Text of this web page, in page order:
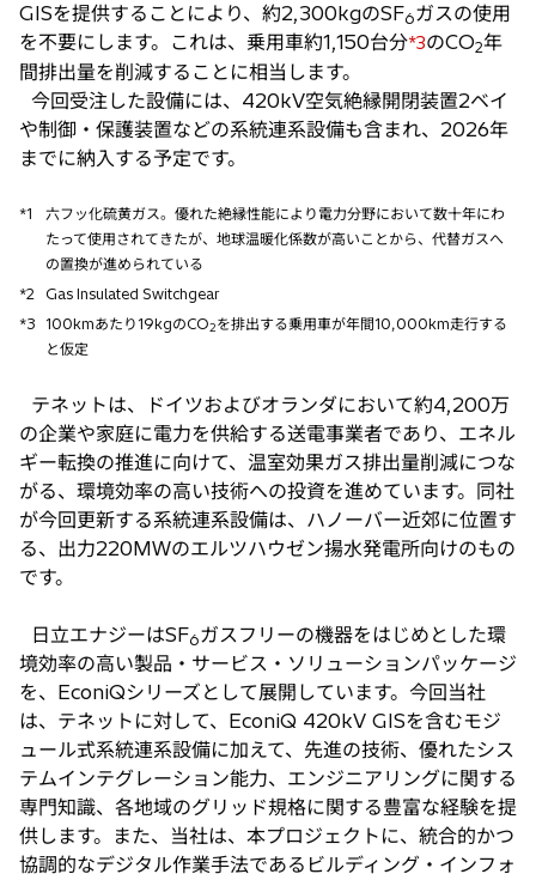
GISを提供することにより、約2,300kgのSF6ガスの使用
を不要にします。これは、乗用車約1,150台分*3のCO2年
間排出量を削減することに相当します。
今回受注した設備には、420kV空気絶縁開閉装置2ベイ
や制御・保護装置などの系統連系設備も含まれ、2026年
までに納入する予定です。
*1
六フッ化硫黄ガス。優れた絶縁性能により電力分野において数十年にわ
たって使用されてきたが、地球温暖化係数が高いことから、代替ガスへ
の置換が進められている
*2
Gas Insulated Switchgear
*3
100kmあたり19kgのCO2を排出する乗用車が年間10,000km走行する
と仮定
テネットは、ドイツおよびオランダにおいて約4,200万
の企業や家庭に電力を供給する送電事業者であり、エネル
ギー転換の推進に向けて、温室効果ガス排出量削減につな
がる、環境効率の高い技術への投資を進めています。同社
が今回更新する系統連系設備は、ハノーバー近郊に位置す
る、出力220MWのエルツハウゼン揚水発電所向けのもの
です。
日立エナジーはSF6ガスフリーの機器をはじめとした環
境効率の高い製品・サービス・ソリューションパッケージ
を、EconiQシリーズとして展開しています。今回当社
は、テネットに対して、EconiQ 420kV GISを含むモジ
ュール式系統連系設備に加えて、先進の技術、優れたシス
テムインテグレーション能力、エンジニアリングに関する
専門知識、各地域のグリッド規格に関する豊富な経験を提
供します。また、当社は、本プロジェクトに、統合的かつ
協調的なデジタル作業手法であるビルディング・インフォ